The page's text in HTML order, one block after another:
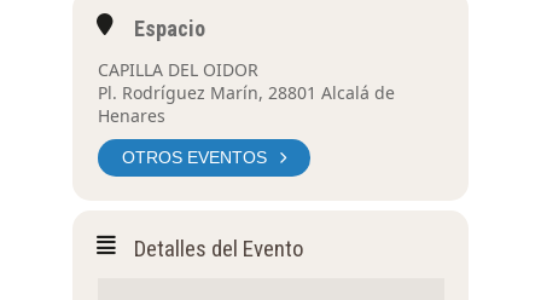
Espacio
CAPILLA DEL OIDOR
Pl. Rodríguez Marín, 28801 Alcalá de
Henares
OTROS EVENTOS
Detalles del Evento